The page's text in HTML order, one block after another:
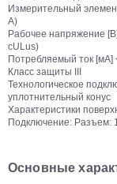
Измерительный
A)
Рабочее напряжение
cULus)
Потребляемый ток [мА]
Класс защиты III
Технологическое
уплотнительный конус
Характеристики
Подключение: Разъем:
Основные